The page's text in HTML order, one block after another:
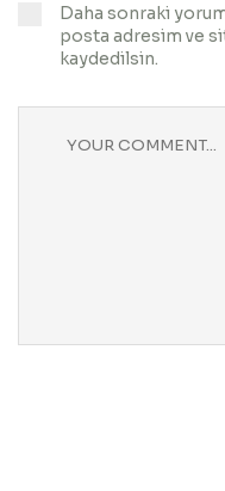
Daha sonraki
posta adresim ve
kaydedilsin.